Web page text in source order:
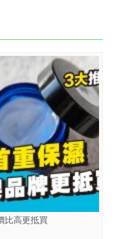
比高更抵買